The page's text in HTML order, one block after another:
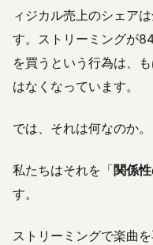
ィジカル売上のシェア
す。ストリーミングが
を買うという行為は、
はなくなっています。
では、それは何なのか。
私たちはそれを「関係
す。
ストリーミングで楽曲